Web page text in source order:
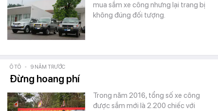
mua sắm xe công nhưng lại trang bị
không đúng đối tượng.
Ô TÔ - 9 NĂM TRƯỚC
Đừng hoang phí
Trong năm 2016, tổng số xe công
được sắm mới là 2.200 chiếc với